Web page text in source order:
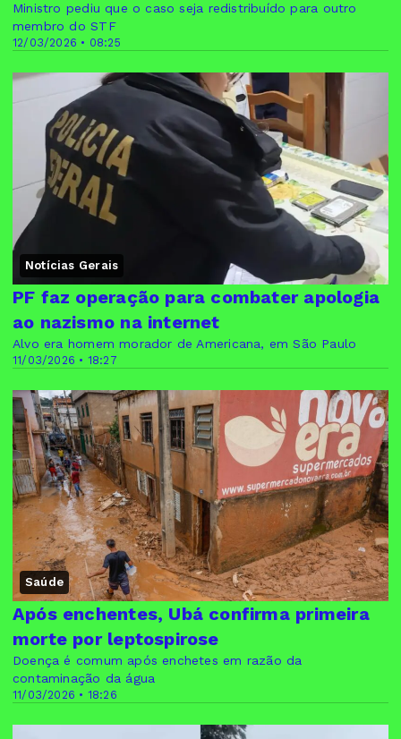
12/03/2026 • 08:25
Ministro pediu que o caso seja redistribuído para outro
membro do STF
Notícias Gerais
11/03/2026 • 18:27
PF faz operação para combater apologia
ao nazismo na internet
Alvo era homem morador de Americana, em São Paulo
Saúde
11/03/2026 • 18:26
Após enchentes, Ubá confirma primeira
morte por leptospirose
Doença é comum após enchetes em razão da
contaminação da água